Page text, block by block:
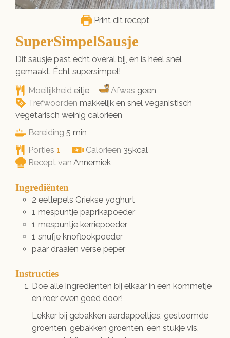
Print dit recept
SuperSimpelSausje
Dit sausje past echt overal bij, en is heel snel
gemaakt. Écht supersimpel!
Moeilijkheideitje Afwas geen
Trefwoordenmakkelijk en snel veganistisch
vegetarisch weinig calorieën
Bereiding5 minuten
min
Porties1 Calorieën 35kcal
Recept vanAnnemiek
Ingrediënten
2 eetlepels Griekse yoghurt
1 mespuntje paprikapoeder
1 mespuntje kerriepoeder
1 snufje knoflookpoeder
paar draaien verse peper
Instructies
Doe alle ingrediënten bij elkaar in een kommetje
en roer even goed door!
Lekker bij gebakken aardappeltjes, gestoomde
groenten, gebakken groenten, een stukje vis,